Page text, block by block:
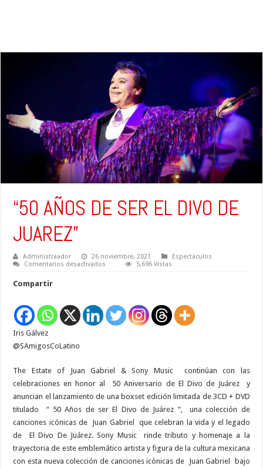
“50 AÑOS DE SER EL DIVO DE
JUAREZ”
Administraador 26 noviembre, 2021
Espectáculos
Comentarios desactivados
DIVO
DE
JUAREZ”
5,696 Vistas
Compartir
Iris Gálvez
@SAmigosCoLatino
The Estate of Juan Gabriel & Sony Music
continúan con las
celebraciones en honor al
50 Aniversario de El Divo de Juárez
y
anuncian el lanzamiento de una boxset edición limitada de 3CD + DVD
titulado
“ 50 Años de ser El Divo de Juárez “,
una colección de
canciones icónicas de
Juan Gabriel
que celebran la vida y el legado
de
El Divo De Juárez. Sony Music
rinde tributo y homenaje a la
trayectoria de este emblemático artista y figura de la cultura mexicana
con esta nueva colección de canciones icónicas de Juan Gabriel
bajo